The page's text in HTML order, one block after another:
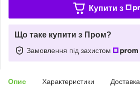
Купити з
Що таке купити з Пром?
Замовлення під захистом
Опис Характеристики Доставка